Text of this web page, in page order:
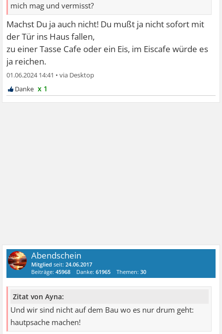
mich mag und vermisst?
Machst Du ja auch nicht! Du mußt ja nicht sofort mit
der Tür ins Haus fallen,
zu einer Tasse Cafe oder ein Eis, im Eiscafe würde es
ja reichen.
01.06.2024 14:41 •
x 1
Abendschein
Mitglied seit:24.06.2017
Beiträge:45968 Danke:61965 Themen:30
Zitat von Ayna:
Und wir sind nicht auf dem Bau wo es nur drum geht:
hautpsache machen!